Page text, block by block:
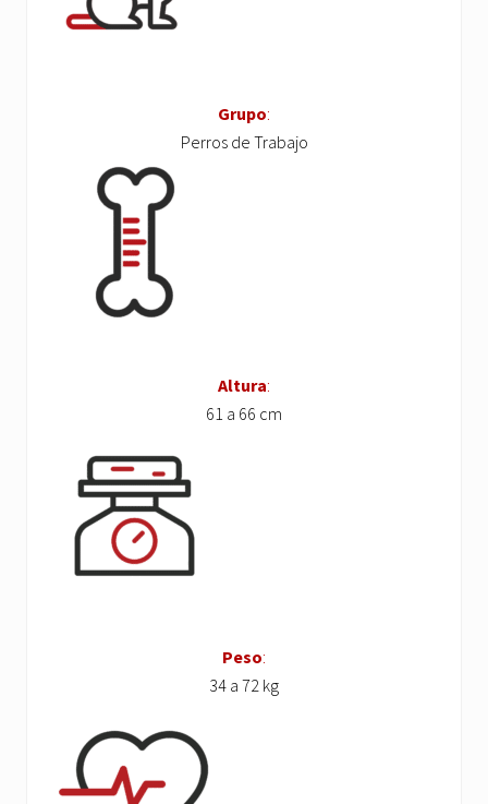
Grupo:
Perros de Trabajo
Altura:
61 a 66 cm
Peso:
34 a 72 kg